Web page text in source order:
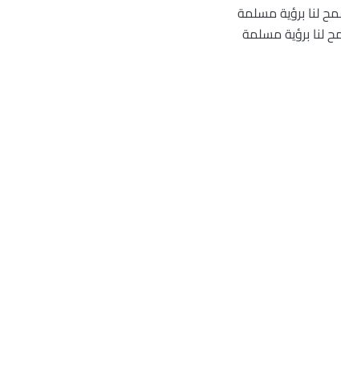
لنا برؤية مسلمة
لنا برؤية مسلمة